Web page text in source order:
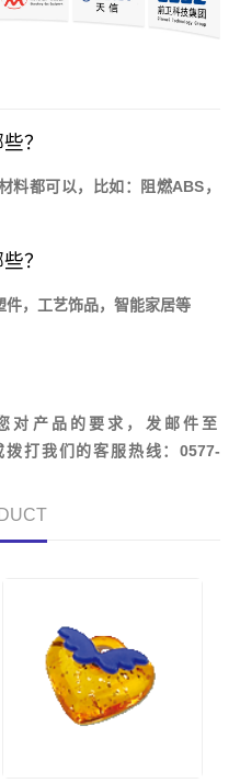
？
料都可以，比如：阻燃ABS，
？
，工艺饰品，智能家居等
对产品的要求，发邮件至
打我们的客服热线：0577-